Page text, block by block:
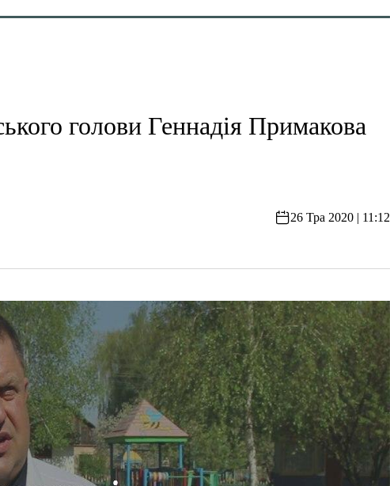
голови Геннадія Примакова
26 Тра 2020 | 11:12